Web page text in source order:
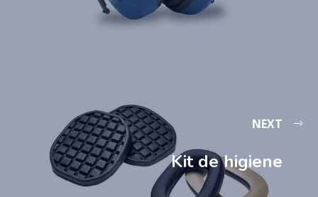
NEXT
Kit de higiene